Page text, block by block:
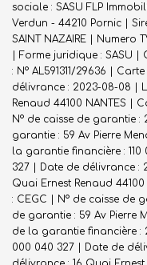
sociale : SASU FLP
Verdun - 44210 Pornic |
SAINT NAZAIRE | Numero
| Forme juridique : SASU |
: N° AL591311/29636 | Carte
délivrance : 2023-08-08 |
Renaud 44100 NANTES |
N° de caisse de garantie :
garantie : 59 Av Pierre
la garantie financière : 110
327 | Date de délivrance :
Quai Ernest Renaud
: CEGC | N° de caisse de
de garantie : 59 Av Pierre
de la garantie financière :
000 040 327 | Date de